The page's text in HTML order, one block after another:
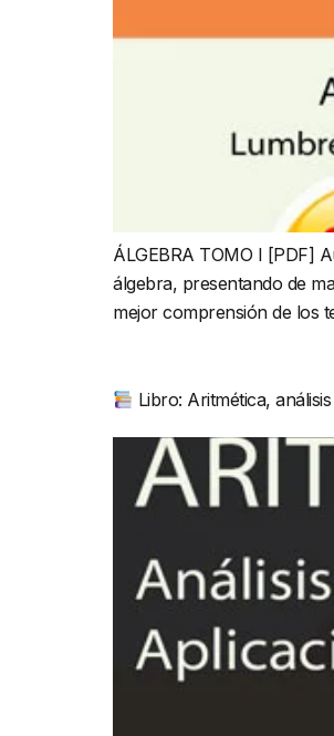
ÁLGEBRA TOMO I [PDF]
álgebra, presentando de
mejor comprensión de los
Libro: Aritmética,